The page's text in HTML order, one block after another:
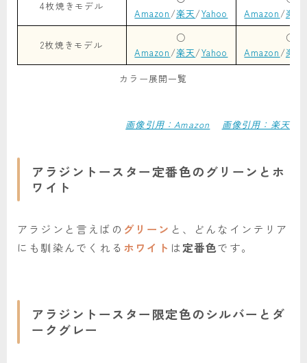
4枚焼きモデル
Amazon /楽天/Yahoo
Amazon /楽天
2枚焼きモデル
○
Amazon /楽天/Yahoo
○
Amazon /楽天
カラー展開一覧
画像引用：Amazon 画像引用：楽天
アラジントースター定番色のグリーンとホ
ワイト
アラジンと言えばの グリーン と、どんなインテリア
にも馴染んでくれる ホワイト は定番色です。
アラジントースター限定色のシルバーとダ
ークグレー